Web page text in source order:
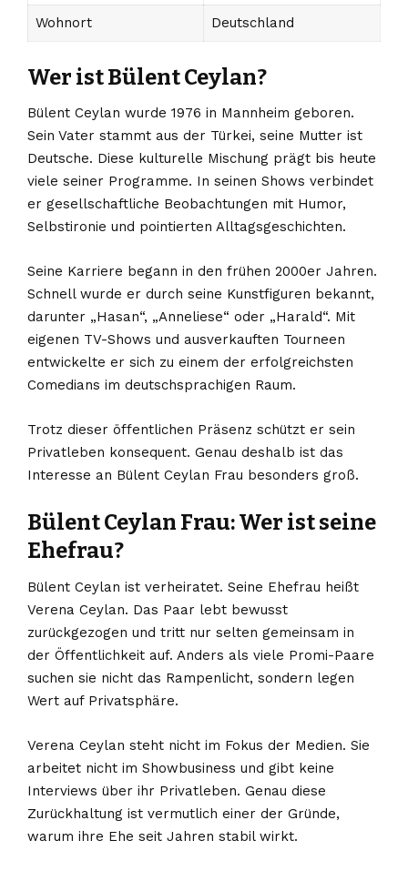
Wohnort Deutschland
Wer ist Bülent Ceylan?
Bülent Ceylan wurde 1976 in Mannheim geboren.
Sein Vater stammt aus der Türkei, seine Mutter ist
Deutsche. Diese kulturelle Mischung prägt bis heute
viele seiner Programme. In seinen Shows verbindet
er gesellschaftliche Beobachtungen mit Humor,
Selbstironie und pointierten Alltagsgeschichten.
Seine Karriere begann in den frühen 2000er Jahren.
Schnell wurde er durch seine Kunstfiguren bekannt,
darunter „Hasan“, „Anneliese“ oder „Harald“. Mit
eigenen TV-Shows und ausverkauften Tourneen
entwickelte er sich zu einem der erfolgreichsten
Comedians im deutschsprachigen Raum.
Trotz dieser öffentlichen Präsenz schützt er sein
Privatleben konsequent. Genau deshalb ist das
Interesse an Bülent Ceylan Frau besonders groß.
Bülent Ceylan Frau: Wer ist seine
Ehefrau?
Bülent Ceylan ist verheiratet. Seine Ehefrau heißt
Verena Ceylan. Das Paar lebt bewusst
zurückgezogen und tritt nur selten gemeinsam in
der Öffentlichkeit auf. Anders als viele Promi-Paare
suchen sie nicht das Rampenlicht, sondern legen
Wert auf Privatsphäre.
Verena Ceylan steht nicht im Fokus der Medien. Sie
arbeitet nicht im Showbusiness und gibt keine
Interviews über ihr Privatleben. Genau diese
Zurückhaltung ist vermutlich einer der Gründe,
warum ihre Ehe seit Jahren stabil wirkt.